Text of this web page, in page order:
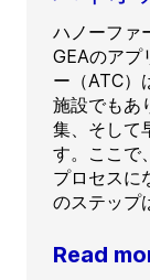
ハノーファ
GEAのアプ
ー（ATC）
施設でもあ
集、そして
す。ここで
プロセスに
のステップ
Read